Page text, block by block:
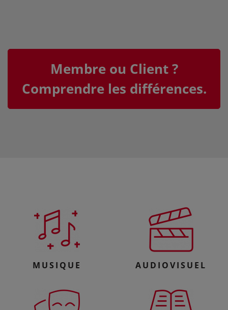
Membre ou Client ?
Comprendre les différences.
MUSIQUE AUDIOVISUEL